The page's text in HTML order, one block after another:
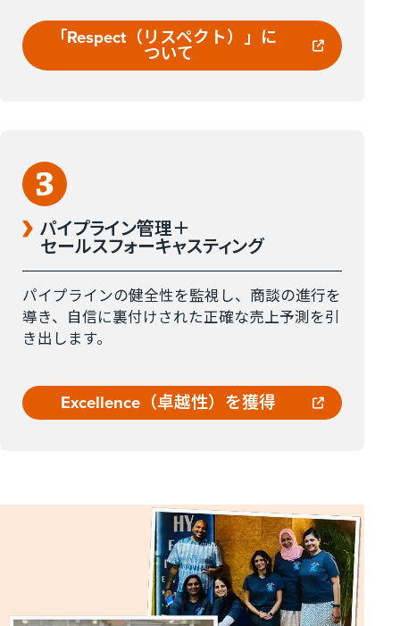
｢Respect​（リスペクト）」に​
ついて
パイプライン管理＋
セールスフォーキャスティング
パイプラインの健全性を監視し、商談の進行を
導き、自信に裏付けされた正確な売上予測を引
き出します。
Excellence​（​卓越性）を​獲得